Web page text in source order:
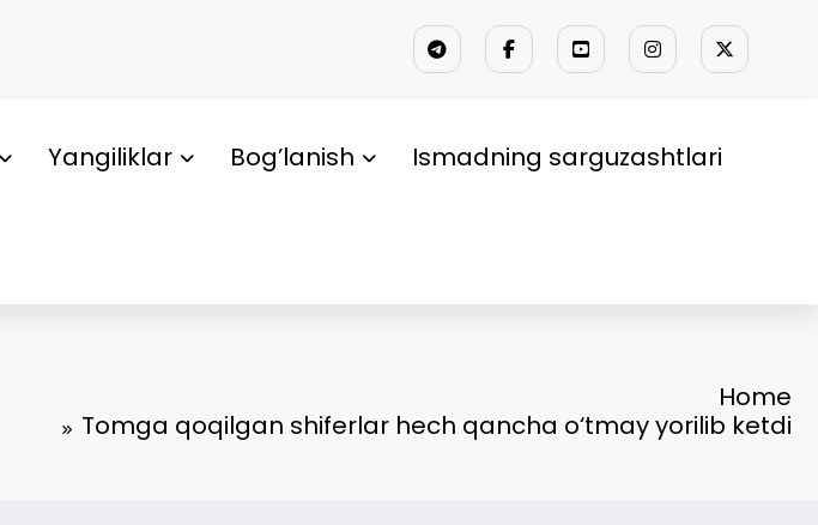
Yangiliklar Bog’lanish Ismadning sarguzashtlari
Home
Tomga qoqilgan shiferlar hech qancha o‘tmay yorilib ketdi